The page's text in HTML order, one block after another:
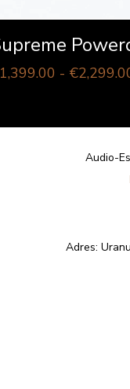
1,399.00 - €
Audio-
Adres: